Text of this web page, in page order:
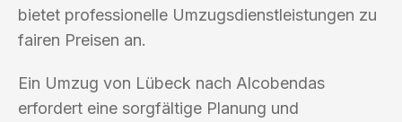
bietet professionelle Umzugsdienstleistungen zu
fairen Preisen an.
Ein Umzug von Lübeck nach Alcobendas
erfordert eine sorgfältige Planung und